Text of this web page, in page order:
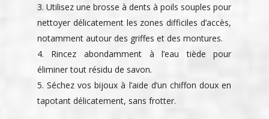
Utilisez une brosse à dents à poils souples pour
nettoyer délicatement les zones difficiles d’accès,
notamment autour des griffes et des montures.
Rincez abondamment à l’eau tiède pour
éliminer tout résidu de savon.
Séchez vos bijoux à l’aide d’un chiffon doux en
tapotant délicatement, sans frotter.